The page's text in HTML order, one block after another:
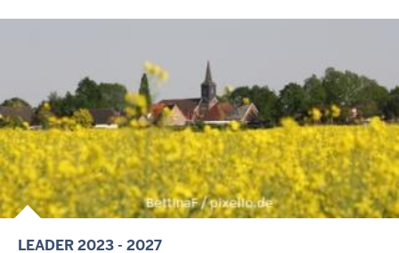
I
ILEADER 2023 - 2027